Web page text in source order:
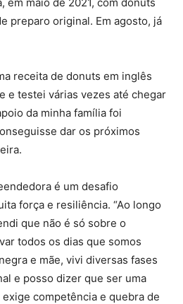
preparo original. Em agosto, já
receita de donuts em inglês
e testei várias vezes até chegar
da minha família foi
dar os próximos
é um desafio
força e resiliência. “Ao longo
que não é só sobre o
todos os dias que somos
e mãe, vivi diversas fases
e posso dizer que ser uma
competência e quebra de